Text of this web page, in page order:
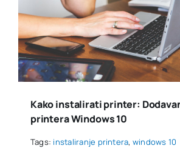
Kako instalirati printer:
printera Windows 10
Tags: instaliranje printera, windows 10